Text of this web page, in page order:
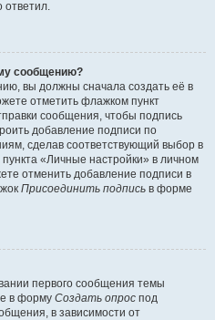
ответил.
сообщению?
вы должны сначала создать её в
отметить флажком пункт
сообщения, чтобы подпись
добавление подписи по
сделав соответствующий выбор в
«Личные настройки» в личном
отменить добавление подписи в
Присоединить подпись в форме
первого сообщения темы
в форму Создать опрос под
в зависимости от